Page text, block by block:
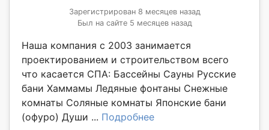
Зарегистрирован 8 месяцев назад
Был на сайте 5 месяцев назад
Наша компания с 2003 занимается
проектированием и строительством всего
что касается СПА: Бассейны Сауны Русские
бани Хаммамы Ледяные фонтаны Снежные
комнаты Соляные комнаты Японские бани
(офуро) Души ... Подробнее